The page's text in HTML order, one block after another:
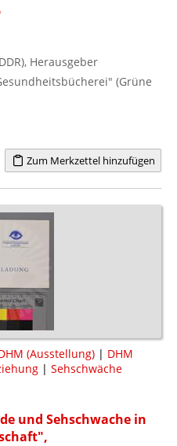
Herausgeber
(Grüne
Zum Merkzettel hinzufügen
(Ausstellung) | DHM
| Sehschwäche
und Sehschwache in